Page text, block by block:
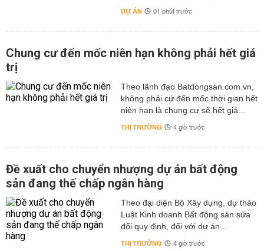
DỰ ÁN 01 phút trước
Chung cư đến mốc niên hạn không phải hết giá
trị
Theo lãnh đạo Batdongsan.com.vn,
không phải cứ đến mốc thời gian hết
niên hạn là chung cư sẽ hết giá...
THỊ TRƯỜNG 4 giờ trước
Đề xuất cho chuyển nhượng dự án bất động
sản đang thế chấp ngân hàng
Theo đại diện Bộ Xây dựng, dự thảo
Luật Kinh doanh Bất động sản sửa
đổi quy định, đối với dự án...
THỊ TRƯỜNG 4 giờ trước